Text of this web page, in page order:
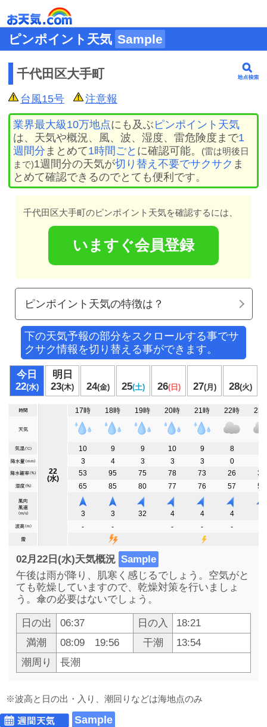
ピンポイント天気 Sample
千代田区大手町
台風15号 注意報
業界最大級10万地点にも及ぶ ピンポイント天気
は、天気や概況、風、波、湿度、雷危険度まで1
週間分 まとめて1時間ごと に確認可能。
(雷は明後日
まで)1週間分の天気が切り替え不要でサクサク ま
とめて確認できるのでとても便利です。
千代田区大手町のピンポイント天気を確認するには、
いますぐ会員登録
ピンポイント天気の特徴は？
下の天気予報の部分をスクロールする事でサ
クサク情報を切り替える事ができます。
今日
22(水)
明日
23(木) 24(金) 25(土) 26(日) 27(月) 28(火)
22
(水)
17時
10
3
53
65
3
-
18時
9
4
95
85
3
-
19時
9
3
75
80
32
20時
10
3
78
77
4
-
21時
9
3
73
76
4
-
22時
8
0
26
57
4
-
23
31
58
17時
10
0
23
72
0
18時
10
0
23
75
0
19時
9
0
23
1
20時
8
0
23
83
1
7
23
2
7
36
87
2
6
36
3
02月22日(水)天気概況 Sample
午後は雨が降り、肌寒く感じるでしょう。空気がと
ても乾燥していますので、乾燥対策を行いましょ
う。傘の必要はないでしょう。
日の出 06:37 日の入
18:21
満潮
08:09 19:56 干潮
13:54
潮周り
長潮
※波高と日の出・入り、潮回りなどは海地点のみ
Sample